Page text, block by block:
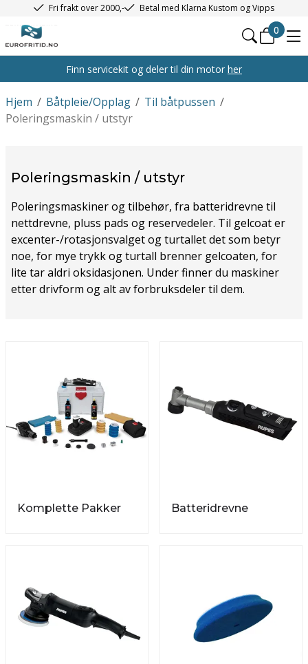
Fri frakt over 2000,- Betal med Klarna Kustom og Vipps
0
Finn servicekit og deler til din motor her
/
Hjem /
Båtpleie/Opplag /
Til båtpussen
Poleringsmaskin / utstyr
Poleringsmaskin / utstyr
Poleringsmaskiner og tilbehør, fra batteridrevne til
nettdrevne, pluss pads og reservedeler. Til gelcoat er
excenter-/rotasjonsvalget og turtallet det som betyr
noe, for mye trykk og turtall brenner gelcoaten, for
lite tar aldri oksidasjonen. Under finner du maskiner
etter drivform og alt av forbruksdeler til dem.
Komplette Pakker Batteridrevne